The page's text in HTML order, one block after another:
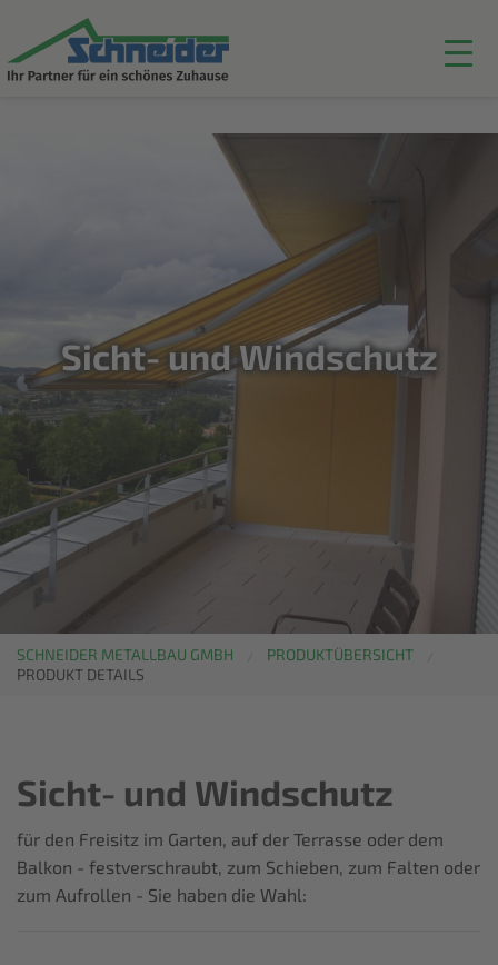
Sicht- und Windschutz
SCHNEIDER METALLBAU GMBH
PRODUKTÜBERSICHT
PRODUKT DETAILS
Sicht- und Windschutz
für den Freisitz im Garten, auf der Terrasse oder dem
Balkon - festverschraubt, zum Schieben, zum Falten oder
zum Aufrollen - Sie haben die Wahl: